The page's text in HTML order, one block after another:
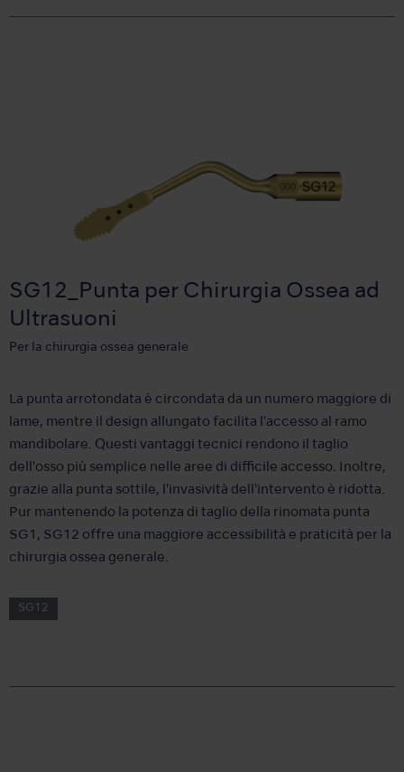
SG12_Punta per Chirurgia Ossea ad
Ultrasuoni
Per la chirurgia ossea generale
La punta arrotondata è circondata da un numero maggiore di
lame, mentre il design allungato facilita l'accesso al ramo
mandibolare. Questi vantaggi tecnici rendono il taglio
dell'osso più semplice nelle aree di difficile accesso. Inoltre,
grazie alla punta sottile, l'invasività dell'intervento è ridotta.
Pur mantenendo la potenza di taglio della rinomata punta
SG1, SG12 offre una maggiore accessibilità e praticità per la
chirurgia ossea generale.
SG12